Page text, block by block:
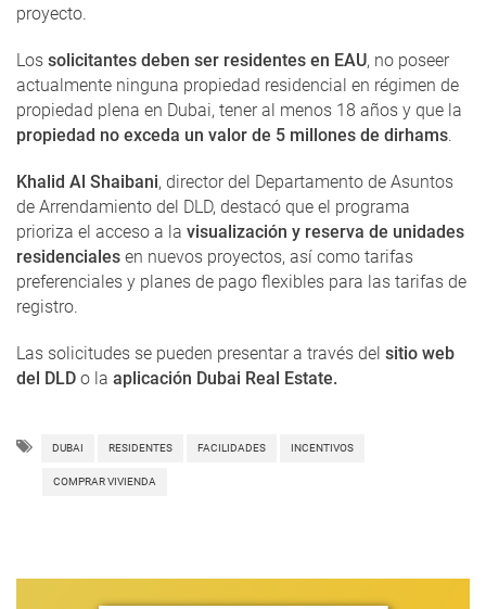
proyecto.
Los solicitantes deben ser residentes en EAU, no poseer
actualmente ninguna propiedad residencial en régimen de
propiedad plena en Dubai, tener al menos 18 años y que la
propiedad no exceda un valor de 5 millones de dirhams.
Khalid Al Shaibani, director del Departamento de Asuntos
de Arrendamiento del DLD, destacó que el programa
prioriza el acceso a la visualización y reserva de unidades
residenciales en nuevos proyectos, así como tarifas
preferenciales y planes de pago flexibles para las tarifas de
registro.
Las solicitudes se pueden presentar a través del sitio web
del DLD o la aplicación Dubai Real Estate.
DUBAI RESIDENTES FACILIDADES INCENTIVOS
COMPRAR VIVIENDA